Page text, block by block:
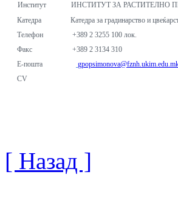
Институт
ИНСТИТУТ ЗА РАСТИТЕЛНО
Катедра
Катедра за градинарство и
Телефон
+389 2 3255 100 лок.
Факс
+389 2 3134 310
Е-пошта
CV
[ Назад ]